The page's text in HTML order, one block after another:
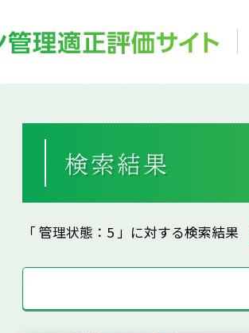
「 管理状態：5 」に対する検索結果